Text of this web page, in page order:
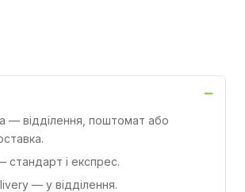
— відділення, поштомат або
стандарт і експрес.
— у відділення.